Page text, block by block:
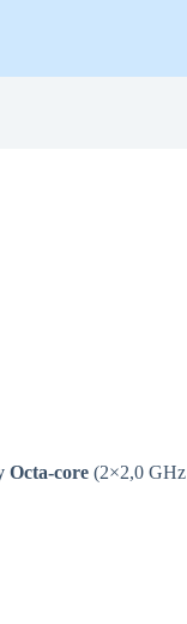
Octa-core(2×2,0 GHz